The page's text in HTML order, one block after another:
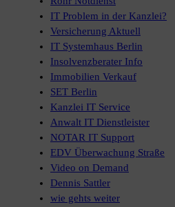
IT Problem in der Kanzlei?
Versicherung Aktuell
IT Systemhaus Berlin
Insolvenzberater Info
Immobilien Verkauf
SET Berlin
Kanzlei IT Service
Anwalt IT Dienstleister
NOTAR IT Support
EDV Überwachung Straße
Video on Demand
Dennis Sattler
wie gehts weiter